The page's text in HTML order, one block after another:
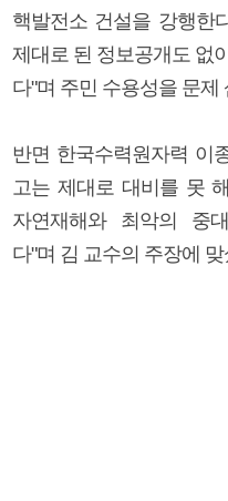
핵발전소 건설을 강행한
제대로 된 정보공개도 없
다"며 주민 수용성을 문제
반면 한국수력원자력 이
고는 제대로 대비를 못
자연재해와 최악의 중
다"며 김 교수의 주장에